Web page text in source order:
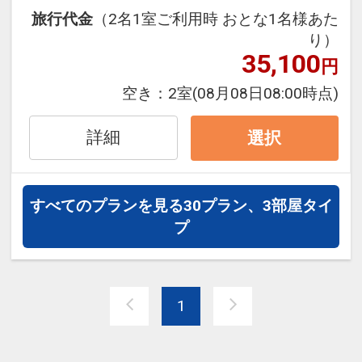
設定期間：2026年4月1日～2026年9月
インターネットコース番号：DP-1-
17515429
約時に「お問合せ・ご要望等メモ」欄、
またはご予約後「マイページ」に禁煙ル
ームご希望の旨ご記入ください。
※リクエストベースとなり確約できませ
ん。ホテルチェックイン時のご回答とな
ります。
ここがポイント！
●レイトチェックアウト１２：００まで
ＯＫ！（通常１０：００）
旅行代金 （2名1室ご利用時 おとな1名様あた
り）
35,100円
空き： 2室(08月08日08:00時点)
詳細 選択
すべてのプランを見る30プラン、3部屋タイ
プ
1